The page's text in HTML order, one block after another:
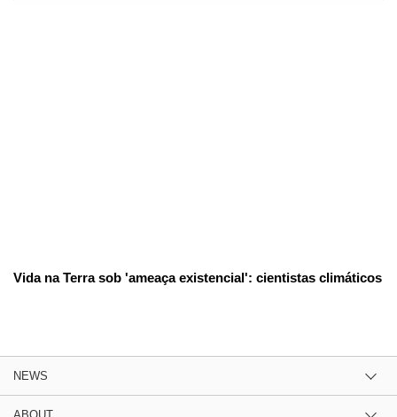
Vida na Terra sob 'ameaça existencial': cientistas climáticos
NEWS